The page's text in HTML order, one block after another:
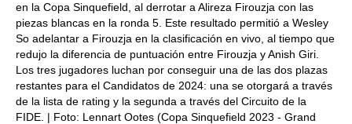
en la Copa Sinquefield, al derrotar a Alireza Firouzja con las
piezas blancas en la ronda 5. Este resultado permitió a Wesley
So adelantar a Firouzja en la clasificación en vivo, al tiempo que
redujo la diferencia de puntuación entre Firouzja y Anish Giri.
Los tres jugadores luchan por conseguir una de las dos plazas
restantes para el Candidatos de 2024: una se otorgará a través
de la lista de rating y la segunda a través del Circuito de la
FIDE. | Foto: Lennart Ootes (Copa Sinquefield 2023 - Grand